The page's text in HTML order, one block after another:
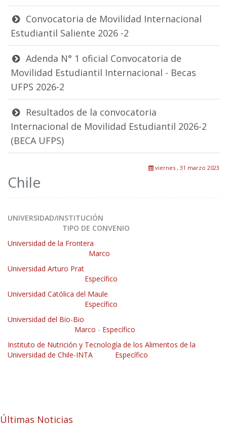
Convocatoria de Movilidad Internacional
Estudiantil Saliente 2026 -2
Adenda N° 1 oficial Convocatoria de
Movilidad Estudiantil Internacional - Becas
UFPS 2026-2
Resultados de la convocatoria
Internacional de Movilidad Estudiantil 2026-2
(BECA UFPS)
viernes , 31 marzo 2023
Chile
UNIVERSIDAD/INSTITUCIÓN
TIPO DE CONVENIO
Universidad de la Frontera
Marco
Universidad Arturo Prat
Específico
Universidad Católica del Maule
Específico
Universidad del Bio-Bio
Marco - Específico
Instituto de Nutrición y Tecnología de los Alimentos de la
Universidad de Chile-INTA
Específico
Últimas Noticias